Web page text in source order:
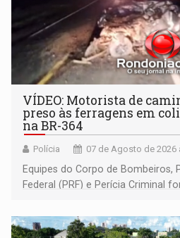
VÍDEO: Motorista de
preso às ferragens em
na BR-364
Polícia 07 de Agosto de 2026
Equipes do Corpo de Bombeiros,
Federal (PRF) e Perícia Criminal